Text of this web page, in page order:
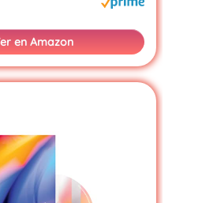
en Amazon